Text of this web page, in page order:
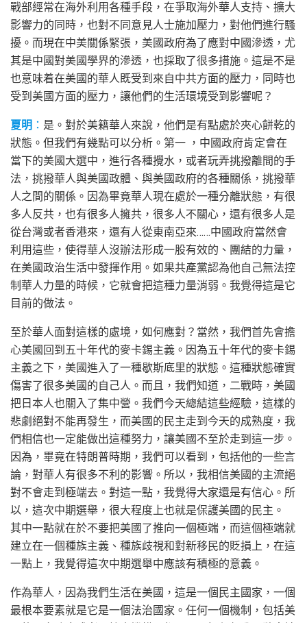
戰部經常在海外利用各種手段，在爭取海外華人支持、擴大
影響力的同時，也對不同意見人士施加壓力，對他們進行騷
擾。而現在中美關係緊張，美國政府為了應對中國滲透，尤
其是中國對美國學界的滲透，也採取了很多措施。這是不是
也意味着在美國的華人既受到來自中共方面的壓力，同時也
受到美國方面的壓力，讓他們的生活環境受到影響呢？
夏明 ： 是。對於美籍華人來說，他們是有點處於夾心餅乾的
狀態。但我們有幾點可以分析。第一 ，中國政府肯定會在
當下的美國大選中，進行各種攪水，或者玩弄挑撥離間的手
法，挑撥華人與美國政體、與美國政府的各種關係，挑撥華
人之間的關係。因為畢竟華人現在處於一種分離狀態，有很
多人反共，也有很多人擁共，很多人不關心，還有很多人是
從台灣或者香港來，還有人從東南亞來……中國政府當然會
利用這些，使得華人沒辦法形成一股有效的、團結的力量，
在美國政治生活中發揮作用。如果共產黨認為他自己無法控
制華人力量的時候，它就會把這種力量消弱。我覺得這是它
目前的做法。
至於華人面對這樣的處境，如何應對？當然，我們首先會擔
心美國回到五十年代的麥卡錫主義。因為五十年代的麥卡錫
主義之下，美國進入了一種歇斯底里的狀態。這種狀態確實
傷害了很多美國的自己人。而且，我們知道，二戰時，美國
把日本人也關入了集中營。我們今天總結這些經驗，這樣的
悲劇絕對不能再發生，而美國的民主走到今天的成熟度，我
們相信也一定能做出這種努力，讓美國不至於走到這一步。
因為，畢竟在特朗普時期，我們可以看到，包括他的一些言
論，對華人有很多不利的影響。所以，我相信美國的主流絕
對不會走到極端去。對這一點，我覺得大家還是有信心。所
以，這次中期選舉，很大程度上也就是保護美國的民主。
其中一點就在於不要把美國了推向一個極端，而這個極端就
建立在一個種族主義、種族歧視和對新移民的貶損上，在這
一點上，我覺得這次中期選舉中應該有積極的意義。
作為華人，因為我們生活在美國，這是一個民主國家，一個
最根本要素就是它是一個法治國家。任何一個機制，包括美